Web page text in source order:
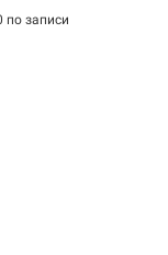
по записи